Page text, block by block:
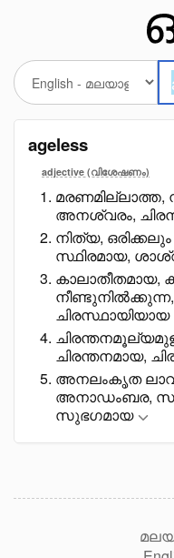
ageless
adjective (വിശേഷണം)
മരണമില്ലാത്ത,
അനശ്വരം,
നിത്യ,
സ്ഥിരമായ,
കാലാതീതമായ,
ചിരസ്ഥായിയായ
ചിരന്തനമായ,
അനലംകൃത
അനാഡംബര,
സുഭഗമായ